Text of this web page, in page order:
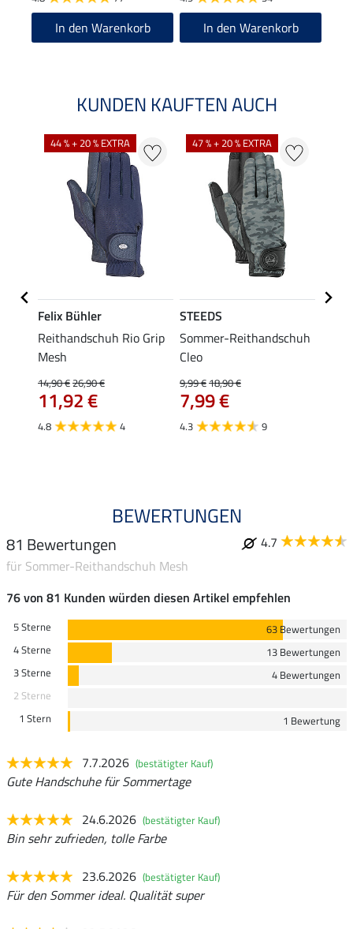
In den Warenkorb In den Warenkorb
KUNDEN KAUFTEN AUCH
44 % + 20 % EXTRA
Felix Bühler
Reithandschuh Rio Grip
Mesh
14,90 €26,90 €
11,92 €
4.8 4
47 % + 20 % EXTRA
STEEDS
Sommer-Reithandschuh
Cleo
9,99 €18,90 €
7,99 €
4.3 9
BEWERTUNGEN
81 Bewertungen
4.7
für Sommer-Reithandschuh Mesh
76 von 81 Kunden würden diesen Artikel empfehlen
5 Sterne
63 Bewertungen
4 Sterne
13 Bewertungen
3 Sterne
4 Bewertungen
2 Sterne
1 Stern
1 Bewertung
7.7.2026 (bestätigter Kauf)
Gute Handschuhe für Sommertage
24.6.2026 (bestätigter Kauf)
Bin sehr zufrieden, tolle Farbe
23.6.2026 (bestätigter Kauf)
Für den Sommer ideal. Qualität super